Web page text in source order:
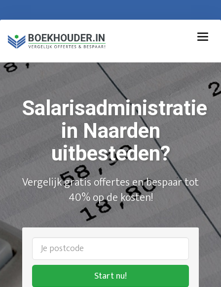
Salarisadministratie
in Naarden
uitbesteden?
Vergelijk gratis offertes en bespaar tot
40% op de kosten!
Start nu!